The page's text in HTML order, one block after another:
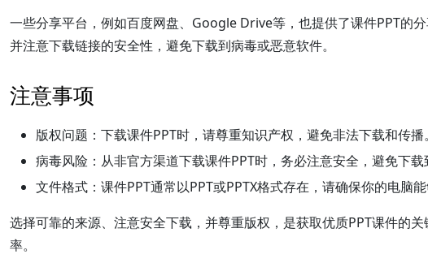
一些分享平台，例如百度网盘、Google Drive等，也提供了课件PPT的
并注意下载链接的安全性，避免下载到病毒或恶意软件。
注意事项
版权问题： 下载课件PPT时，请尊重知识产权，避免非法下载和传
病毒风险： 从非官方渠道下载课件PPT时，务必注意安全，避免下
文件格式： 课件PPT通常以PPT或PPTX格式存在，请确保你的电脑能
选择可靠的来源、注意安全下载，并尊重版权，是获取优质PPT课件的
率。